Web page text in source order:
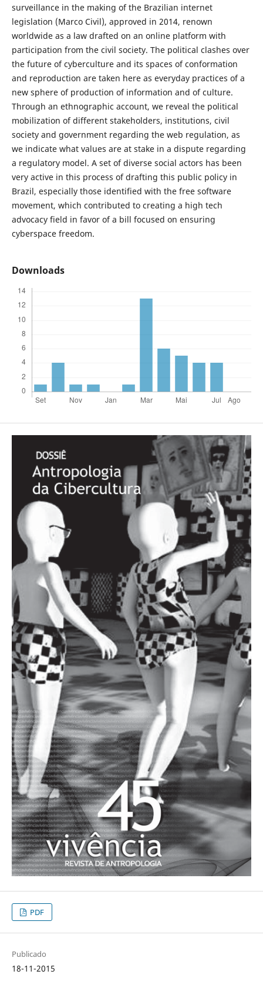
surveillance in the making of the Brazilian internet
legislation (Marco Civil), approved in 2014, renown
worldwide as a law drafted on an online platform with
participation from the civil society. The political clashes over
the future of cyberculture and its spaces of conformation
and reproduction are taken here as everyday practices of a
new sphere of production of information and of culture.
Through an ethnographic account, we reveal the political
mobilization of different stakeholders, institutions, civil
society and government regarding the web regulation, as
we indicate what values are at stake in a dispute regarding
a regulatory model. A set of diverse social actors has been
very active in this process of drafting this public policy in
Brazil, especially those identified with the free software
movement, which contributed to creating a high tech
advocacy field in favor of a bill focused on ensuring
cyberspace freedom.
Downloads
PDF
Publicado
18-11-2015